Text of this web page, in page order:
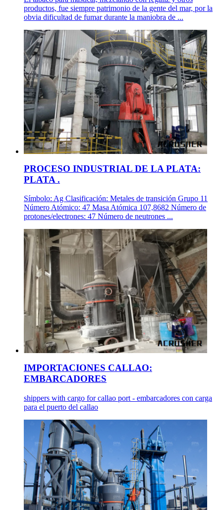
productos, fue siempre patrimonio de la gente del mar, por la
obvia dificultad de fumar durante la maniobra de ...
PROCESO INDUSTRIAL DE LA PLATA:
PLATA .
Símbolo: Ag Clasificación: Metales de transición Grupo 11
Número Atómico: 47 Masa Atómica 107,8682 Número de
protones/electrones: 47 Número de neutrones ...
IMPORTACIONES CALLAO:
EMBARCADORES
shippers with cargo for callao port - embarcadores con carga
para el puerto del callao